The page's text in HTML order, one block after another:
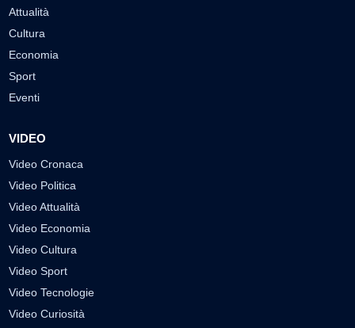
Attualità
Cultura
Economia
Sport
Eventi
VIDEO
Video Cronaca
Video Politica
Video Attualità
Video Economia
Video Cultura
Video Sport
Video Tecnologie
Video Curiosità